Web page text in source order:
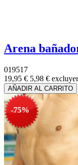
Arena
019517
19,95 € 5,98 €
-75%